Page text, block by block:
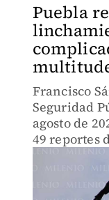
Puebla
Francisco
Seguridad
agosto de
49 reportes